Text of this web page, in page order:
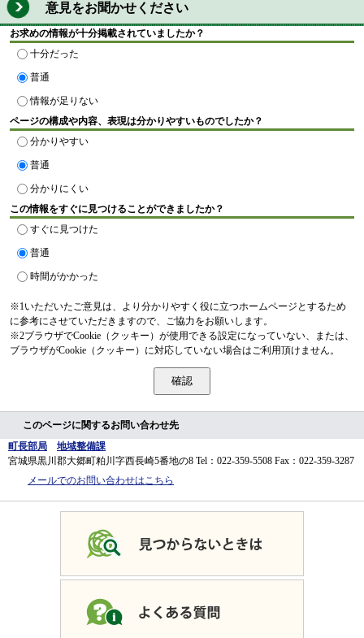
意見をお聞かせください
お求めの情報が十分掲載されていましたか？
十分だった
普通
情報が足りない
ページの構成や内容、表現は分かりやすいものでしたか？
分かりやすい
普通
分かりにくい
この情報をすぐに見つけることができましたか？
すぐに見つけた
普通
時間がかかった
※1いただいたご意見は、より分かりやすく役に立つホームページとするため
に参考にさせていただきますので、ご協力をお願いします。
※2ブラウザでCookie（クッキー）が使用できる設定になっていない、または、
ブラウザがCookie（クッキー）に対応していない場合はご利用頂けません。
このページに関するお問い合わせ先
町長部局
地域整備課
宮城県黒川郡大郷町粕川字西長崎5番地の8 Tel：022-359-5508 Fax：022-359-3287
メールでのお問い合わせはこちら